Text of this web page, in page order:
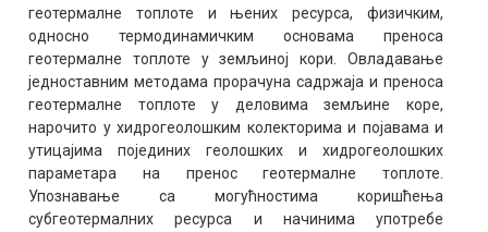
геотермалне топлоте и њених ресурса, физичким,
односно термодинамичким основама преноса
геотермалне топлоте у земљиној кори. Овладавање
једноставним методама прорачуна садржаја и преноса
геотермалне топлоте у деловима земљине коре,
нарочито у хидрогеолошким колекторима и појавама и
утицајима појединих геолошких и хидрогеолошких
параметара на пренос геотермалне топлоте.
Упознавање са могућностима коришћења
субгеотермалних ресурса и начинима употребе